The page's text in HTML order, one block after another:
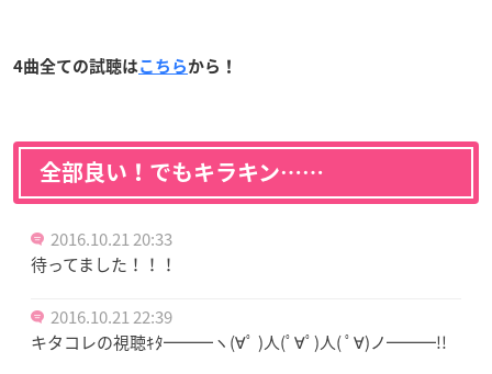
4曲全ての試聴は こちら から！
全部良い！でもキラキン……
2016.10.21 20:33
待ってました！！！
2016.10.21 22:39
キタコレの視聴ｷﾀ━━━ヽ(∀ﾟ )人(ﾟ∀ﾟ)人( ﾟ∀)ノ━━━!!